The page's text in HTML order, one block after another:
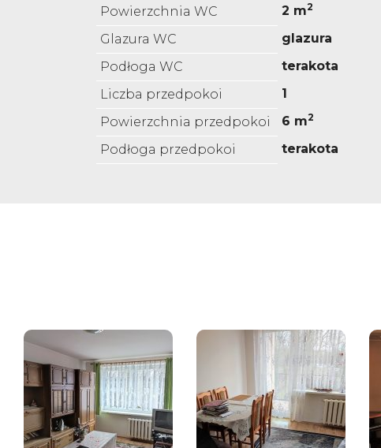
Powierzchnia WC
2 m2
Glazura WC
glazura
Podłoga WC
terakota
Liczba przedpokoi
1
Powierzchnia przedpokoi
6 m2
Podłoga przedpokoi terakota